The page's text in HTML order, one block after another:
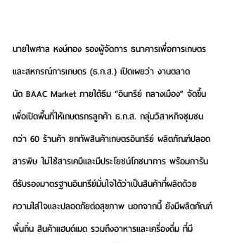
นายไพศาล หงษ์ทอง รองผู้จัดการ ธนาคารเพื่อการเกษตร
และสหกรณ์การเกษตร (ธ.ก.ส.) เปิดเผยว่า งานตลาด
นัด BAAC Market ภายใต้ธีม “อินทรีย์ กลางเมือง” จัดขึ้น
เพื่อเปิดพื้นที่ให้เกษตรกรลูกค้า ธ.ก.ส. กลุ่มวิสาหกิจชุมชน
กว่า 60 ร้านค้า ยกทัพสินค้าเกษตรอินทรีย์ ผลิตภัณฑ์ปลอด
สารพิษ ไม่ใช้สารเคมีและมีประโยชน์โภชนาการ พร้อมการัน
ตีรับรองมาตรฐานอินทรีย์มั่นใจได้ว่าเป็นสินค้าที่ผลิตด้วย
ความใส่ใจและปลอดภัยต่อสุขภาพ นอกจากนี้ ยังมีผลิตภัณฑ์
พื้นถิ่น สินค้าแฮนด์เมด รวมถึงอาหารและเครื่องดื่ม ที่มี